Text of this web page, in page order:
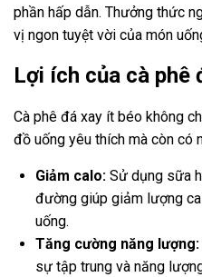
phần hấp dẫn. Thưởng thức
vị ngon tuyệt vời của món
Lợi ích của cà phê
Cà phê đá xay ít béo không
đồ uống yêu thích mà còn có
Giảm calo: Sử dụng sữa
đường giúp giảm lượng
uống.
Tăng cường năng lượng:
sự tập trung và năng